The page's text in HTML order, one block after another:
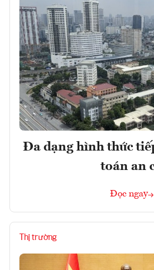
Đa dạng hình thức
toán an
Đọc ngay
Thị trường